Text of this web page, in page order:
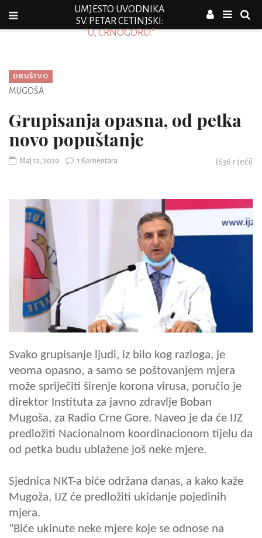
UMJESTO UVODNIKA
SV. PETAR CETINJSKI:
"O, CRNOGORCI"
DRUŠTVO
MUGOŠA
Grupisanja opasna, od petka
novo popuštanje
Maj 12, 2020 1 Komentara (636 riječi)
Svako grupisanje ljudi, iz bilo kog razloga, je
veoma opasno, a samo se poštovanjem mjera
može spriječiti širenje korona virusa, poručio je
direktor Instituta za javno zdravlje Boban
Mugoša, za Radio Crne Gore. Naveo je da će IJZ
predložiti Nacionalnom koordinacionom tijelu da
od petka budu ublažene još neke mjere.
Sjednica NKT-a biće održana danas, a kako kaže
Mugoža, IJZ će predložiti ukidanje pojedinih
mjera.
"Biće ukinute neke mjere koje se odnose na